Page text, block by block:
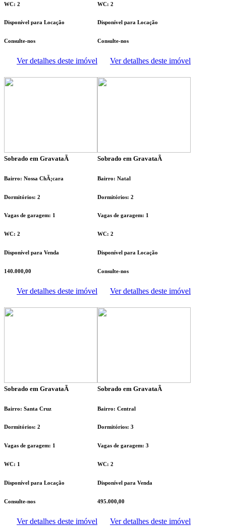
WC: 2
Disponível para Locação
Consulte-nos
Ver detalhes deste imóvel
WC: 2
Disponível para Locação
Consulte-nos
Ver detalhes deste imóvel
Sobrado em GravataÃ­
Bairro: Nossa ChÃ¡cara
Dormitórios: 2
Vagas de garagem: 1
WC: 2
Disponível para Venda
140.000,00
Ver detalhes deste imóvel
Sobrado em GravataÃ­
Bairro: Natal
Dormitórios: 2
Vagas de garagem: 1
WC: 2
Disponível para Locação
Consulte-nos
Ver detalhes deste imóvel
Sobrado em GravataÃ­
Bairro: Santa Cruz
Dormitórios: 2
Vagas de garagem: 1
WC: 1
Disponível para Locação
Consulte-nos
Ver detalhes deste imóvel
Sobrado em GravataÃ­
Bairro: Central
Dormitórios: 3
Vagas de garagem: 3
WC: 2
Disponível para Venda
495.000,00
Ver detalhes deste imóvel